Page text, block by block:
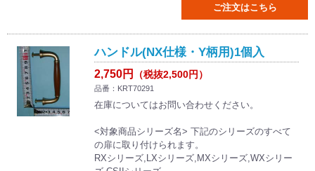
ご注文はこちら
ハンドル(NX仕様・Y柄用)1個入
2,750円 （税抜2,500円）
品番：KRT70291
在庫についてはお問い合わせください。
<対象商品シリーズ名> 下記のシリーズのすべて
の扉に取り付けられます。
RXシリーズ,LXシリーズ,MXシリーズ,WXシリー